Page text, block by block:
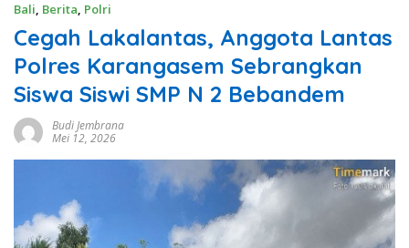
Bali, Berita, Polri
Cegah Lakalantas, Anggota Lantas
Polres Karangasem Sebrangkan
Siswa Siswi SMP N 2 Bebandem
Budi Jembrana
Mei 12, 2026